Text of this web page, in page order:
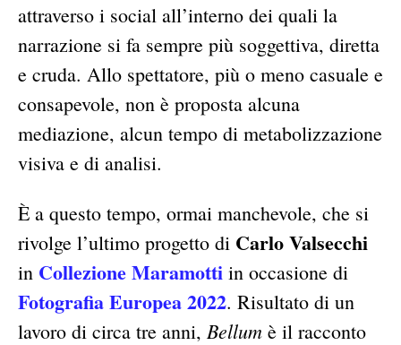
attraverso i social all’interno dei quali la
narrazione si fa sempre più soggettiva, diretta
e cruda. Allo spettatore, più o meno casuale e
consapevole, non è proposta alcuna
mediazione, alcun tempo di metabolizzazione
visiva e di analisi.
È a questo tempo, ormai manchevole, che si
rivolge l’ultimo progetto di Carlo Valsecchi
in Collezione Maramotti in occasione di
Fotografia Europea 2022. Risultato di un
lavoro di circa tre anni, Bellum è il racconto